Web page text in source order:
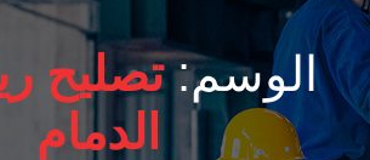
الوسم:تصليح
الدمام